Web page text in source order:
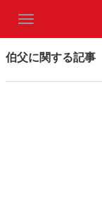
伯父に関する記事